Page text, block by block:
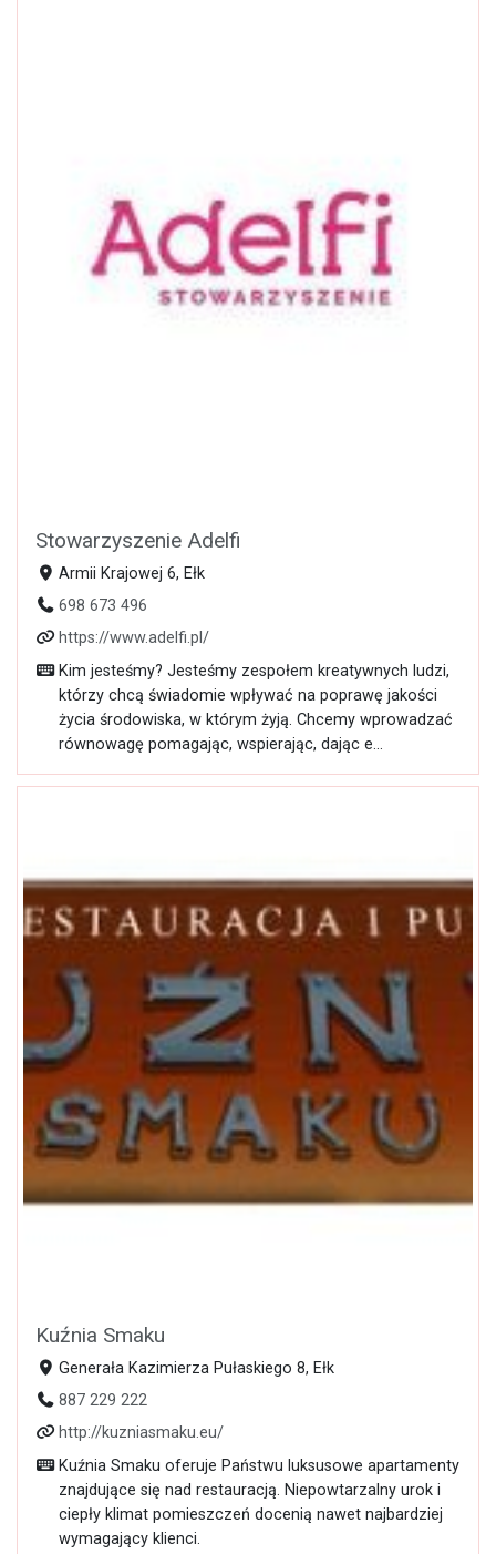
Stowarzyszenie Adelfi
Armii Krajowej 6, Ełk
698 673 496
https://www.adelfi.pl/
Kim jesteśmy? Jesteśmy zespołem kreatywnych ludzi,
którzy chcą świadomie wpływać na poprawę jakości
życia środowiska, w którym żyją. Chcemy wprowadzać
równowagę pomagając, wspierając, dając e...
Kuźnia Smaku
Generała Kazimierza Pułaskiego 8, Ełk
887 229 222
http://kuzniasmaku.eu/
Kuźnia Smaku oferuje Państwu luksusowe apartamenty
znajdujące się nad restauracją. Niepowtarzalny urok i
ciepły klimat pomieszczeń docenią nawet najbardziej
wymagający klienci.